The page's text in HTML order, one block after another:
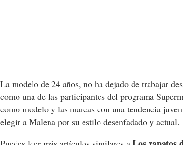
La modelo de 24 años, no ha dejado de trabajar
como una de las participantes del programa
como modelo y las marcas con una tendencia
elegir a Malena por su estilo desenfadado y actual.